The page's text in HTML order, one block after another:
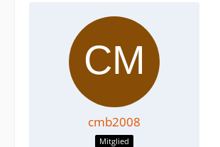
cmb2008
Mitglied